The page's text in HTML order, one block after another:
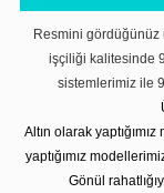
Resmini gördüğünüz
işçiliği kalitesinde
sistemlerimiz ile
Altın olarak
yaptığımız
Gönül